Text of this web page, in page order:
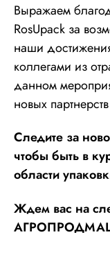
Выражаем
RosUpack за
наши
коллегами из
данном
новых
Следите за
чтобы быть в
области
Ждем вас на
АГРОПРОДМАШ